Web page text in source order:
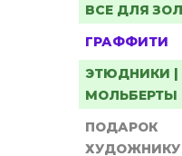
ВСЕ ДЛЯ
ГРАФФИТИ
ЭТЮДНИКИ |
МОЛЬБЕРТЫ
ПОДАРОК
ХУДОЖНИКУ